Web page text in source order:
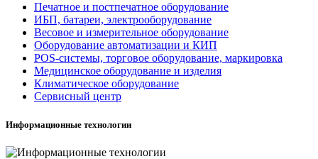
Печатное и постпечатное оборудование
ИБП, батареи, электрооборудование
Весовое и измерительное оборудование
Оборудование автоматизации и КИП
POS-системы, торговое оборудование, маркировка
Медицинское оборудование и изделия
Климатическое оборудование
Сервисный центр
Информационные технологии